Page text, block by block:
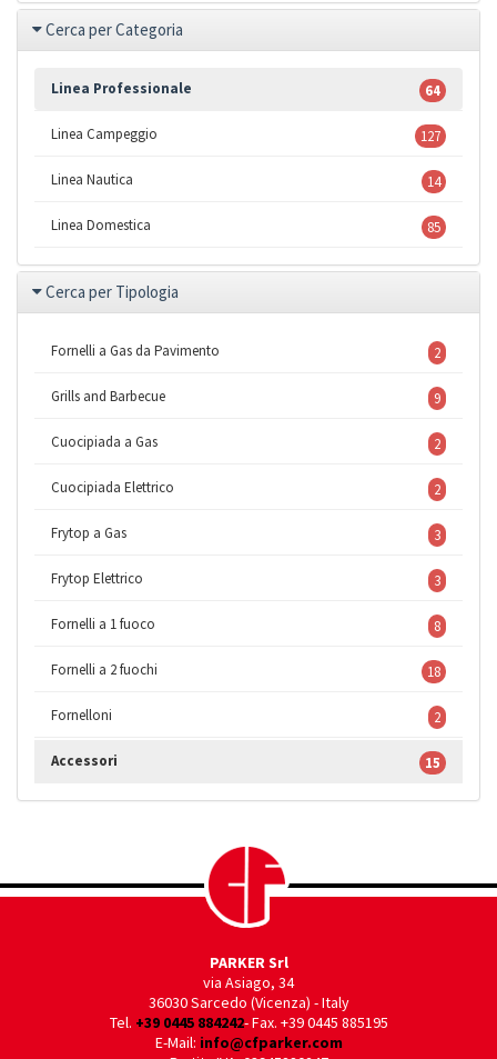
Cerca per Categoria
Linea Professionale 64
Linea Campeggio 127
Linea Nautica 14
Linea Domestica 85
Cerca per Tipologia
Fornelli a Gas da Pavimento 2
Grills and Barbecue 9
Cuocipiada a Gas 2
Cuocipiada Elettrico 2
Frytop a Gas 3
Frytop Elettrico 3
Fornelli a 1 fuoco 8
Fornelli a 2 fuochi 18
Fornelloni 2
Accessori 15
PARKER Srl
via Asiago, 34
36030 Sarcedo (Vicenza) - Italy
Tel. +39 0445 884242- Fax. +39 0445 885195
E-Mail: info@cfparker.com